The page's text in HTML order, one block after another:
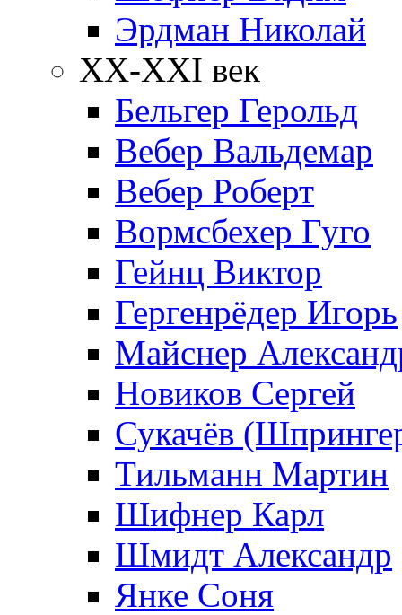
Эрдман Николай
ХХ-XXI век
Бельгер Герольд
Вебер Вальдемар
Вебер Роберт
Вормсбехер Гуго
Гейнц Виктор
Гергенрёдер Игорь
Майснер
Новиков Сергей
Сукачёв
Тильманн Мартин
Шифнер Карл
Шмидт Александр
Янке Соня